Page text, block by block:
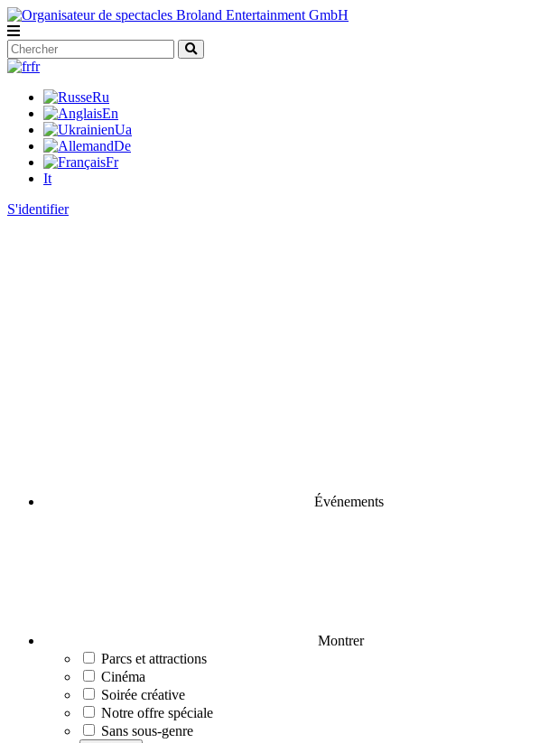
fr
Ru
En
Ua
De
Fr
It
S'identifier
Événements
Montrer
Parcs et attractions
Cinéma
Soirée créative
Notre offre spéciale
Sans sous-genre